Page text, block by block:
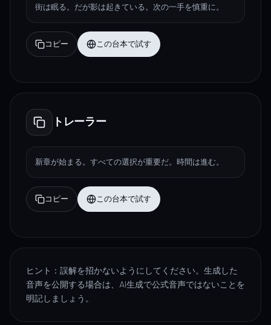
街は眠る。だが影は起きている。次の一手を慎重に。
コピー この台本で試す
トレーラー
新章が始まる。すべての選択が重要だ。時間は進む。
コピー この台本で試す
ヒント：誤解を招かないようにしてください。生成した
音声を公開する場合は、AI生成で公式音声ではないことを
明記しましょう。